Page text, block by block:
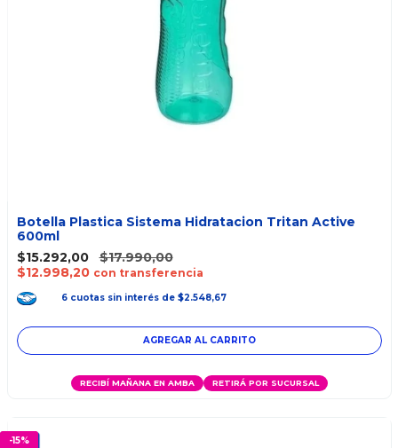
Botella Plastica Sistema Hidratacion Tritan Active
600ml
$15.292,00
$17.990,00
$12.998,20 con transferencia
6 cuotas sin interés de $2.548,67
RECIBÍ MAÑANA EN AMBA RETIRÁ POR SUCURSAL
-15%